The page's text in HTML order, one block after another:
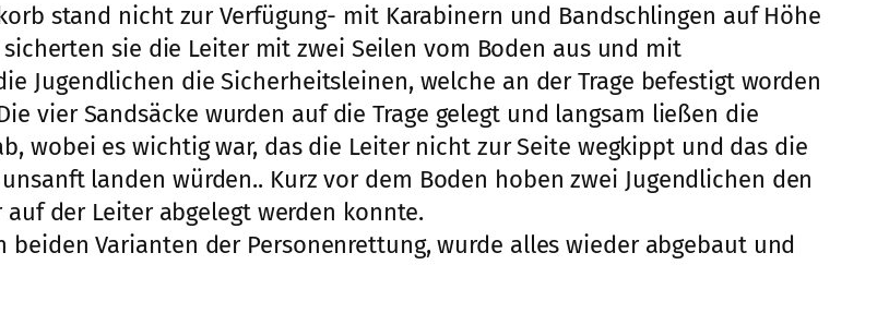
stand nicht zur Verfügung- mit Karabinern und Bandschlingen auf Höhe
sie die Leiter mit zwei Seilen vom Boden aus und mit
Jugendlichen die Sicherheitsleinen, welche an der Trage befestigt worden
vier Sandsäcke wurden auf die Trage gelegt und langsam ließen die
wobei es wichtig war, das die Leiter nicht zur Seite wegkippt und das die
landen würden.. Kurz vor dem Boden hoben zwei Jugendlichen den
der Leiter abgelegt werden konnte.
Varianten der Personenrettung, wurde alles wieder abgebaut und